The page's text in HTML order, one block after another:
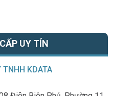
UY TÍN
TNHH KDATA